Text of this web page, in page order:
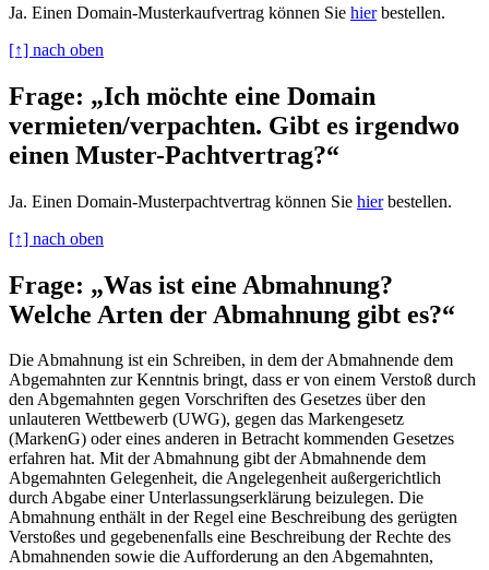
Ja. Einen Domain-Musterkaufvertrag können Sie hierbestellen.
[↑] nach oben
Frage: „Ich möchte eine Domain
vermieten/verpachten. Gibt es irgendwo
einen Muster-Pachtvertrag?“
Ja. Einen Domain-Musterpachtvertrag können Sie hierbestellen.
[↑] nach oben
Frage: „Was ist eine Abmahnung?
Welche Arten der Abmahnung gibt es?“
Die Abmahnung ist ein Schreiben, in dem der Abmahnende dem
Abgemahnten zur Kenntnis bringt, dass er von einem Verstoß durch
den Abgemahnten gegen Vorschriften des Gesetzes über den
unlauteren Wettbewerb (UWG), gegen das Markengesetz
(MarkenG) oder eines anderen in Betracht kommenden Gesetzes
erfahren hat. Mit der Abmahnung gibt der Abmahnende dem
Abgemahnten Gelegenheit, die Angelegenheit außergerichtlich
durch Abgabe einer Unterlassungserklärung beizulegen. Die
Abmahnung enthält in der Regel eine Beschreibung des gerügten
Verstoßes und gegebenenfalls eine Beschreibung der Rechte des
Abmahnenden sowie die Aufforderung an den Abgemahnten,